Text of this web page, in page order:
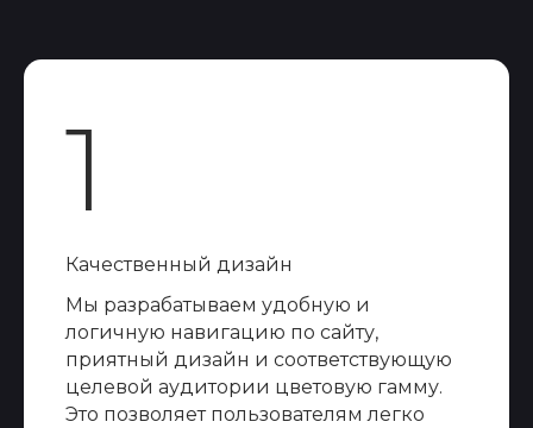
1
Качественный дизайн
Мы разрабатываем удобную и
логичную навигацию по сайту,
приятный дизайн и соответствующую
целевой аудитории цветовую гамму.
Это позволяет пользователям легко